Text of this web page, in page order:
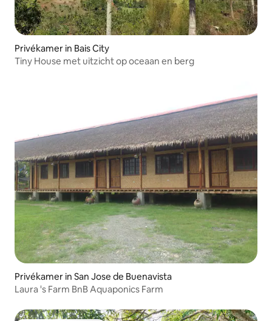
Privékamer in Bais City
Tiny House met uitzicht op oceaan en berg
Privékamer in San Jose de Buenavista
Laura 's Farm BnB Aquaponics Farm